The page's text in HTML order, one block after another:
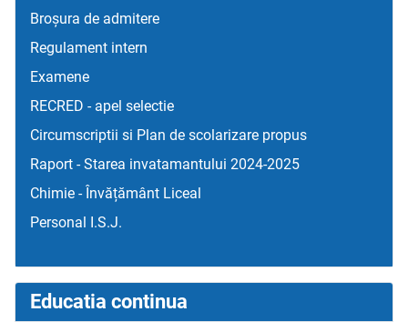
Broșura de admitere
Regulament intern
Examene
RECRED - apel selectie
Circumscriptii si Plan de scolarizare propus
Raport - Starea invatamantului 2024-2025
Chimie - Învățământ Liceal
Personal I.S.J.
Educatia continua